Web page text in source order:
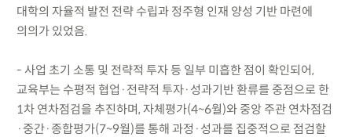
대학의 자율적 발전 전략 수립과 정주형 인재 양성 기반 마련에
의의가 있었음.
- 사업 초기 소통 및 전략적 투자 등 일부 미흡한 점이 확인되어,
교육부는 수평적 협업·전략적 투자·성과기반 환류를 중점으로 한
1차 연차점검을 추진하며, 자체평가(4~6월)와 중앙 주관 연차점검
·중간·종합평가(7~9월)를 통해 과정·성과를 집중적으로 점검할